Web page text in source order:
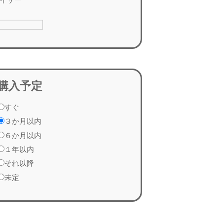
入予定
すぐ
３か月以内
６か月以内
１年以内
それ以降
未定